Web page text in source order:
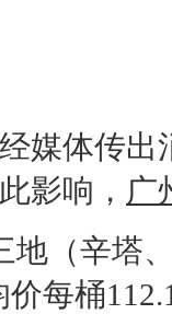
体传出
影响， 广
（辛塔、
每桶